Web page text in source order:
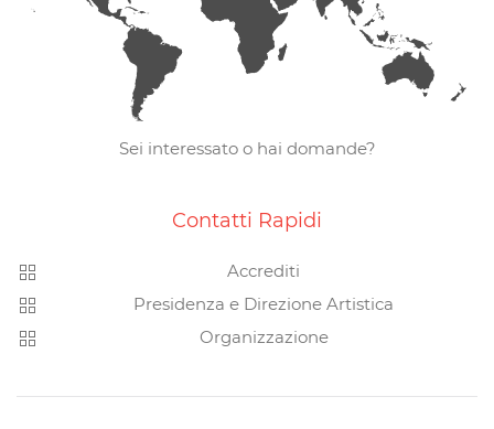
Sei interessato o hai domande?
Contatti Rapidi
Accrediti
Presidenza e Direzione Artistica
Organizzazione